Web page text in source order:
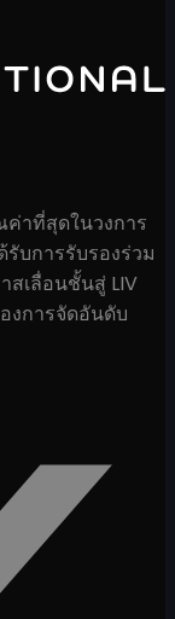
าที่สุดในวงการ
บการรับรองร่วม
สเลื่อนชั้นสู่ LIV
งการจัดอันดับ